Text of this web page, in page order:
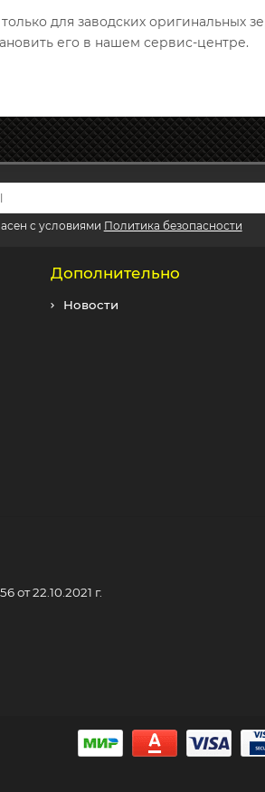
для заводских оригинальных
его в нашем сервис-центре.
с условиями Политика безопасности
Дополнительно
Новости
от 22.10.2021 г.